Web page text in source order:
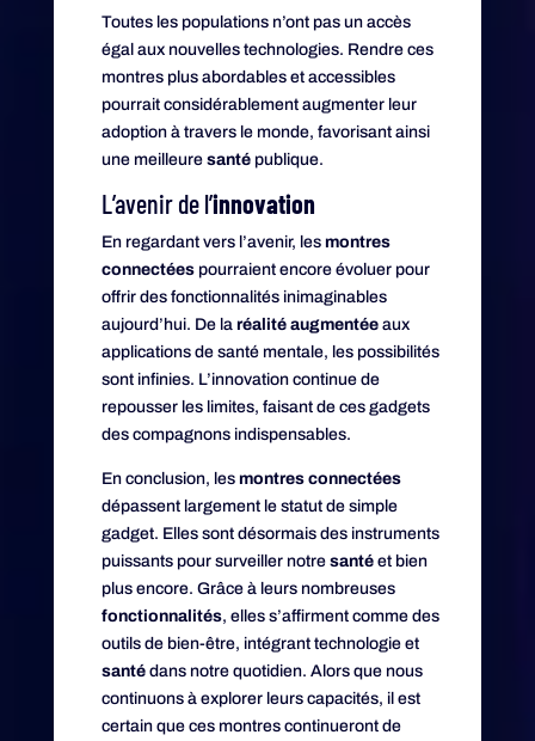
Toutes les populations n’ont pas un accès
égal aux nouvelles technologies. Rendre ces
montres plus abordables et accessibles
pourrait considérablement augmenter leur
adoption à travers le monde, favorisant ainsi
une meilleure santépublique.
L’avenir de l’innovation
En regardant vers l’avenir, les montres
connectéespourraient encore évoluer pour
offrir des fonctionnalités inimaginables
aujourd’hui. De la réalité augmentéeaux
applications de santé mentale, les possibilités
sont infinies. L’innovation continue de
repousser les limites, faisant de ces gadgets
des compagnons indispensables.
En conclusion, les montres connectées
dépassent largement le statut de simple
gadget. Elles sont désormais des instruments
puissants pour surveiller notre santéet bien
plus encore. Grâce à leurs nombreuses
fonctionnalités, elles s’affirment comme des
outils de bien-être, intégrant technologie et
santédans notre quotidien. Alors que nous
continuons à explorer leurs capacités, il est
certain que ces montres continueront de